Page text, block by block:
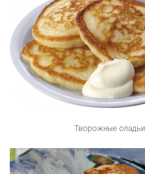
Творожные оладьи